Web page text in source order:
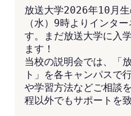
放送大学2026年10月
（水）9時よりインタ
す。まだ放送大学に入
ます！
当校の説明会では、「
ト」を各キャンパスで
や学習方法などご相談
程以外でもサポートを致